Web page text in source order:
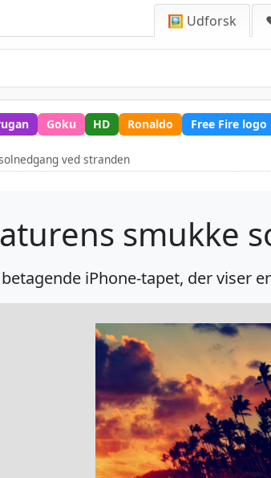
🖼️ Udforsk
Goku HD Ronaldo Free Fire logo
ved stranden
smukke
iPhone-tapet, der viser